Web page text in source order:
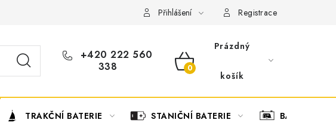
OBCHODNÍ PODMÍNKY OCHRANA OSOBNÍCH ÚDAJŮ
Přihlášení Registrace
+420 222 560
338
NÁKUPNÍ
Prázdný
košík
TRAKČNÍ BATERIE STANIČNÍ BATERIE BATERIOVÉ